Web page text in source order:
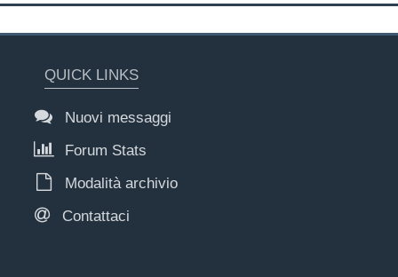
QUICK LINKS
Nuovi messaggi
Forum Stats
Modalità archivio
Contattaci